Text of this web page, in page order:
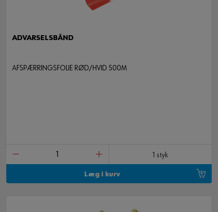
ADVARSELSBÅND
AFSPÆRRINGSFOLIE RØD/HVID 500M
1 styk
Læg i kurv